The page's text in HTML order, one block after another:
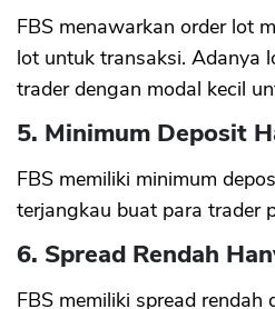
FBS menawarkan order lot
lot untuk transaksi. Adanya
trader dengan modal kecil
5. Minimum Deposit
FBS memiliki minimum
terjangkau buat para trader
6. Spread Rendah
FBS memiliki spread